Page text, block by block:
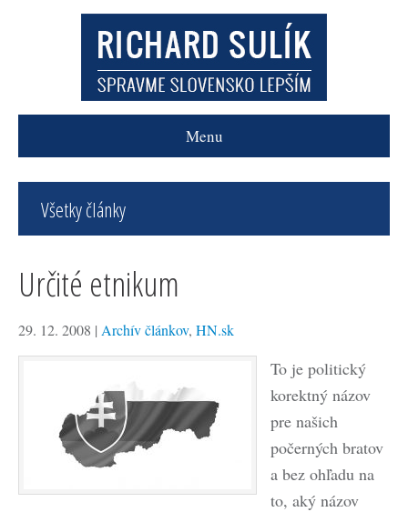
Menu
Všetky články
Určité etnikum
29. 12. 2008 | Archív článkov, HN.sk
To je politický
korektný názov
pre našich
počerných bratov
a bez ohľadu na
to, aký názov